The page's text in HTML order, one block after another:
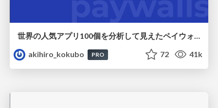
世界の人気アプリ100個を分析して見えたペイウォール設計の心得
akihiro_kokubo
PRO 72 41k